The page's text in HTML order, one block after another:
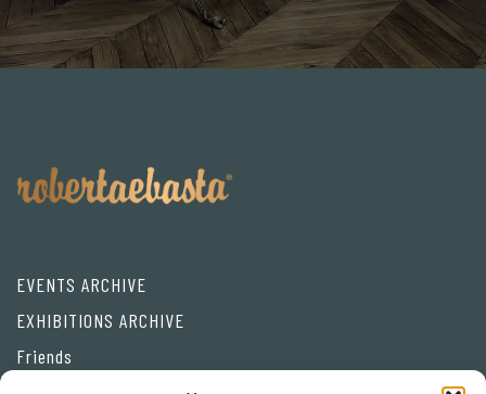
EVENTS ARCHIVE
EXHIBITIONS ARCHIVE
Friends